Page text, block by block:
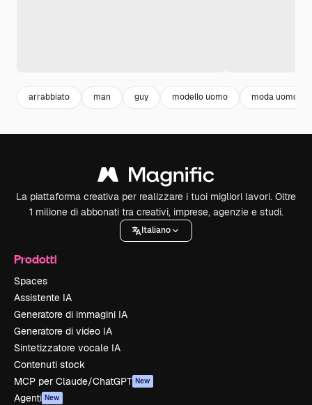
arrabbiato man guy modello uomo moda uomo
La piattaforma creativa per realizzare i tuoi migliori lavori. Oltre
1 milione di abbonati tra creativi, imprese, agenzie e studi.
Italiano
Prodotti
Spaces
Assistente IA
Generatore di immagini IA
Generatore di video IA
Sintetizzatore vocale IA
Contenuti stock
MCP per Claude/ChatGPT New
Agenti New